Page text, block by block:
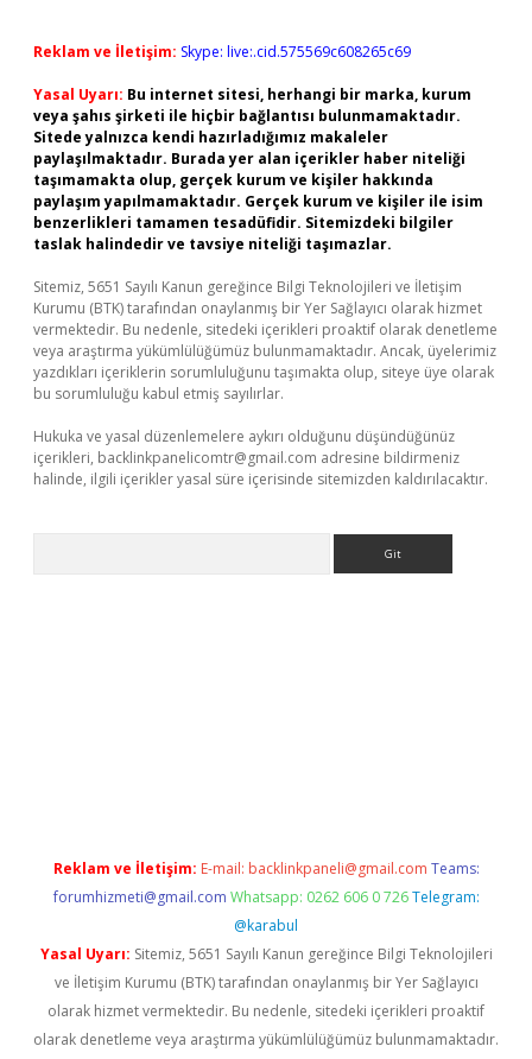
Reklam ve İletişim: Skype: live:.cid.575569c608265c69
Yasal Uyarı: Bu internet sitesi, herhangi bir marka, kurum
veya şahıs şirketi ile hiçbir bağlantısı bulunmamaktadır.
Sitede yalnızca kendi hazırladığımız makaleler
paylaşılmaktadır. Burada yer alan içerikler haber niteliği
taşımamakta olup, gerçek kurum ve kişiler hakkında
paylaşım yapılmamaktadır. Gerçek kurum ve kişiler ile isim
benzerlikleri tamamen tesadüfidir. Sitemizdeki bilgiler
taslak halindedir ve tavsiye niteliği taşımazlar.
Sitemiz, 5651 Sayılı Kanun gereğince Bilgi Teknolojileri ve İletişim
Kurumu (BTK) tarafından onaylanmış bir Yer Sağlayıcı olarak hizmet
vermektedir. Bu nedenle, sitedeki içerikleri proaktif olarak denetleme
veya araştırma yükümlülüğümüz bulunmamaktadır. Ancak, üyelerimiz
yazdıkları içeriklerin sorumluluğunu taşımakta olup, siteye üye olarak
bu sorumluluğu kabul etmiş sayılırlar.
Hukuka ve yasal düzenlemelere aykırı olduğunu düşündüğünüz
içerikleri, backlinkpanelicomtr@gmail.com adresine bildirmeniz
halinde, ilgili içerikler yasal süre içerisinde sitemizden kaldırılacaktır.
Reklam ve İletişim: E-mail: backlinkpaneli@gmail.com Teams:
forumhizmeti@gmail.com Whatsapp: 0262 606 0 726 Telegram:
@karabul
Yasal Uyarı: Sitemiz, 5651 Sayılı Kanun gereğince Bilgi Teknolojileri
ve İletişim Kurumu (BTK) tarafından onaylanmış bir Yer Sağlayıcı
olarak hizmet vermektedir. Bu nedenle, sitedeki içerikleri proaktif
olarak denetleme veya araştırma yükümlülüğümüz bulunmamaktadır.